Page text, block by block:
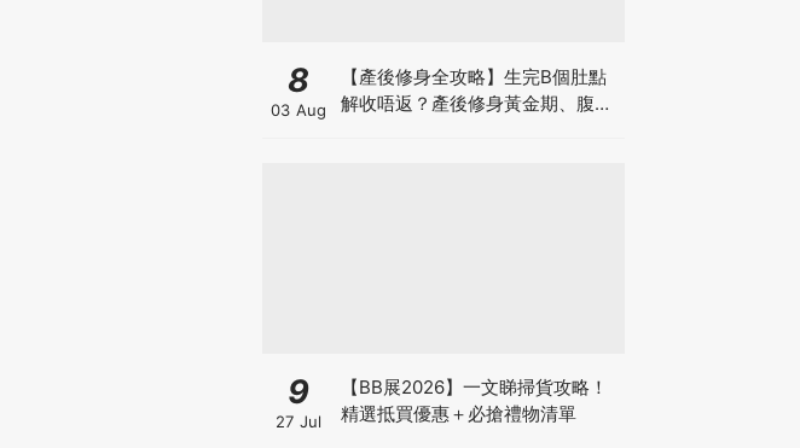
8
03 Aug
【產後修身全攻略】生完B個肚點
解收唔返？產後修身黃金期、腹直
9
27 Jul
【BB展2026】一文睇掃貨攻略！
精選抵買優惠＋必搶禮物清單